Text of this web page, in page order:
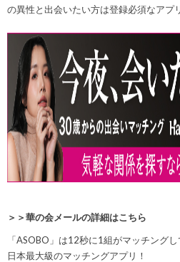
の異性と出会いたい方は登録必須なアプ
＞＞華の会メールの詳細はこちら
「ASOBO」は12秒に1組がマッチング
日本最大級のマッチングアプリ！